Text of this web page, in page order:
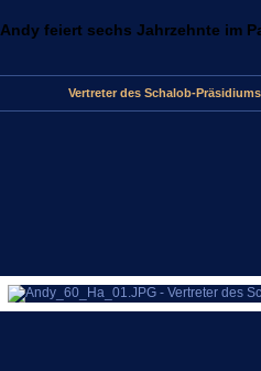
Andy feiert sechs Jahrzehnte im
Vertreter des Schalob-